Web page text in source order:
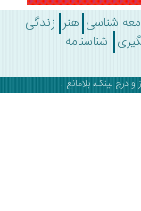
هنر زندگی
بلامانع .